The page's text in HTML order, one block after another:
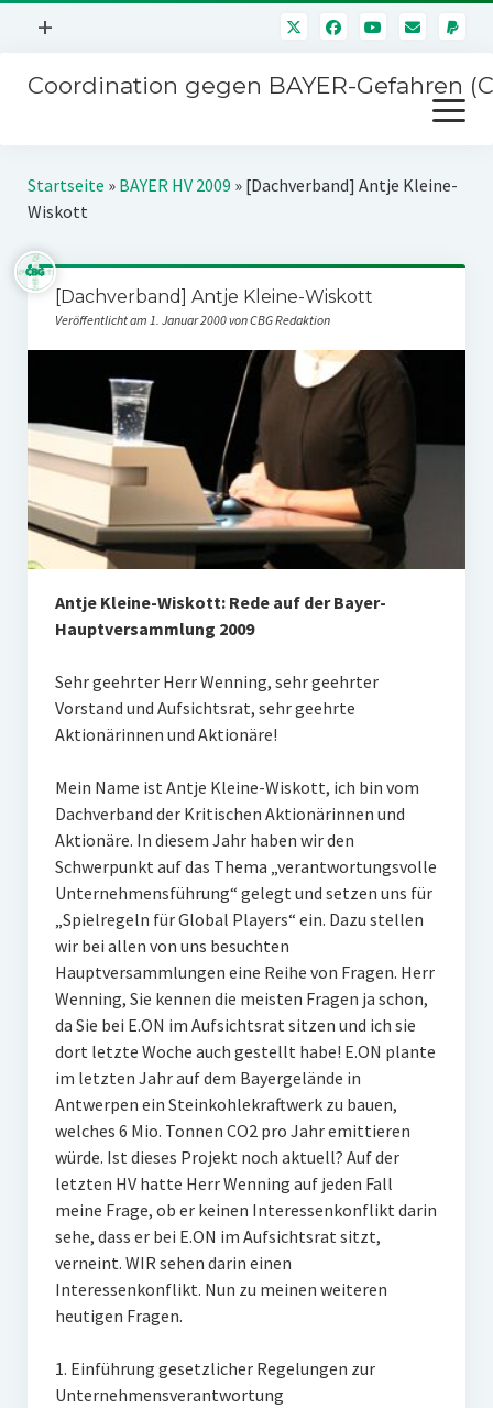
Menü
+
Mitmachen
Über uns
Kontakt
Impressum
Coordination gegen BAYER-Gefahren
Menü
öffnen
Kampagnen
Stichwort BAYER
Jahrestagung
Startseite » BAYER HV 2009 » [Dachverband] Antje Kleine-
Wiskott
[Dachverband] Antje Kleine-Wiskott
Veröffentlicht am 1. Januar 2000 von CBG Redaktion
Antje Kleine-Wiskott: Rede auf der Bayer-
Hauptversammlung 2009
Sehr geehrter Herr Wenning, sehr geehrter
Vorstand und Aufsichtsrat, sehr geehrte
Aktionärinnen und Aktionäre!
Mein Name ist Antje Kleine-Wiskott, ich bin vom
Dachverband der Kritischen Aktionärinnen und
Aktionäre. In diesem Jahr haben wir den
Schwerpunkt auf das Thema „verantwortungsvolle
Unternehmensführung“ gelegt und setzen uns für
„Spielregeln für Global Players“ ein. Dazu stellen
wir bei allen von uns besuchten
Hauptversammlungen eine Reihe von Fragen. Herr
Wenning, Sie kennen die meisten Fragen ja schon,
da Sie bei E.ON im Aufsichtsrat sitzen und ich sie
dort letzte Woche auch gestellt habe! E.ON plante
im letzten Jahr auf dem Bayergelände in
Antwerpen ein Steinkohlekraftwerk zu bauen,
welches 6 Mio. Tonnen CO2 pro Jahr emittieren
würde. Ist dieses Projekt noch aktuell? Auf der
letzten HV hatte Herr Wenning auf jeden Fall
meine Frage, ob er keinen Interessenkonflikt darin
sehe, dass er bei E.ON im Aufsichtsrat sitzt,
verneint. WIR sehen darin einen
Interessenkonflikt. Nun zu meinen weiteren
heutigen Fragen.
1. Einführung gesetzlicher Regelungen zur
Unternehmensverantwortung